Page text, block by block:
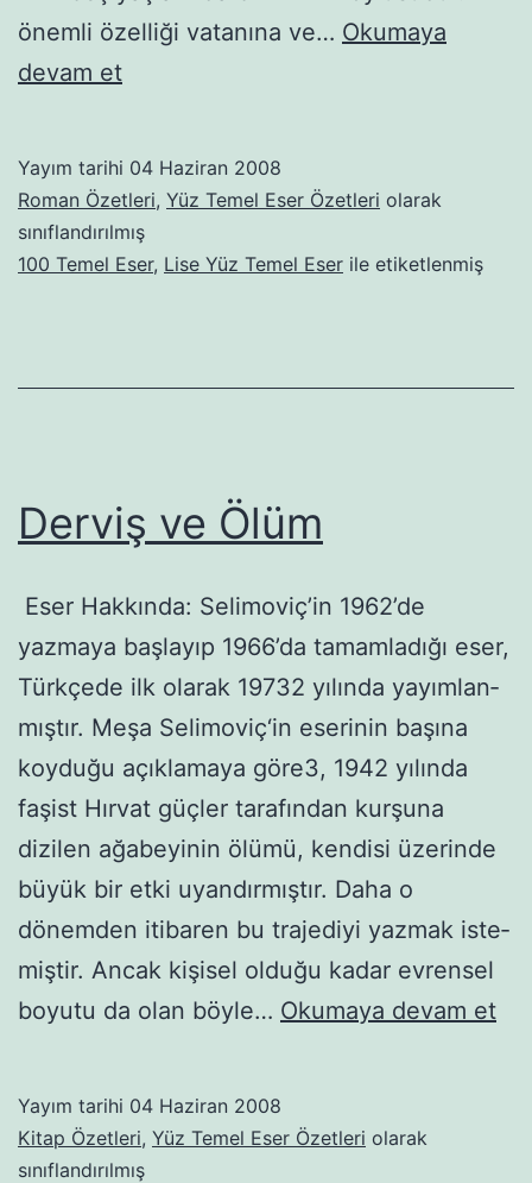
önemli özelliği vatanına ve… Okumaya
devam etOnlar
Yayım tarihi 04 Haziran 2008
Roman Özetleri, Yüz Temel Eser Özetleri olarak
sınıflandırılmış
100 Temel Eser, Lise Yüz Temel Eser ile etiketlenmiş
Derviş ve Ölüm
Eser Hakkında: Selimoviç’in 1962’de
yazmaya başlayıp 1966’da ta­mamladığı eser,
Türkçede ilk olarak 19732 yılında yayımlan­
mıştır. Meşa Selimoviç‘in eserinin başına
koyduğu açıklamaya göre3, 1942 yılında
faşist Hırvat güçler tarafından kurşuna
dizilen ağabeyinin ölümü, kendisi üzerinde
büyük bir etki uyandır­mıştır. Daha o
dönemden itibaren bu trajediyi yazmak iste­
miştir. Ancak kişisel olduğu kadar evrensel
boyutu da olan böyle… Okumaya devam et
Yayım tarihi 04 Haziran 2008
Kitap Özetleri, Yüz Temel Eser Özetleri olarak
sınıflandırılmış